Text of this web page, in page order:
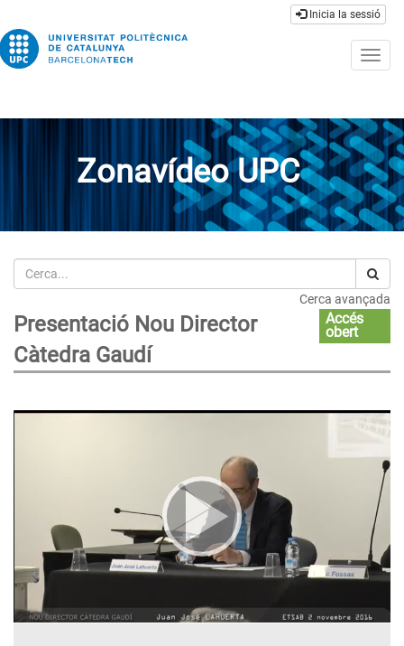
Inicia la sessió
Zonavídeo UPC
Cerca
Cerca avançada
Presentació Nou Director
Càtedra Gaudí
Accés
obert